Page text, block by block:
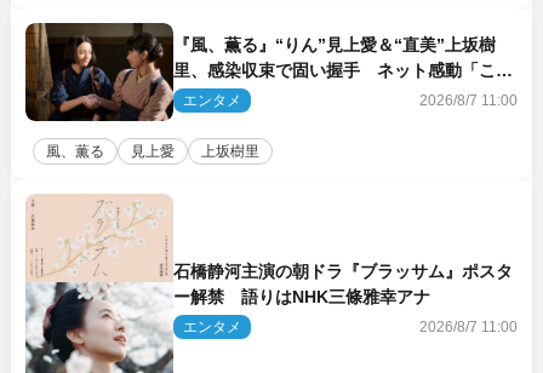
『風、薫る』“りん”見上愛＆“直美”上坂樹
里、感染収束で固い握手 ネット感動「この
バディは最強」「アツい」
エンタメ 2026/8/7 11:00
風、薫る 見上愛 上坂樹里
石橋静河主演の朝ドラ『ブラッサム』ポスタ
ー解禁 語りはNHK三條雅幸アナ
エンタメ 2026/8/7 11:00